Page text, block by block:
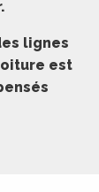
lignes
est